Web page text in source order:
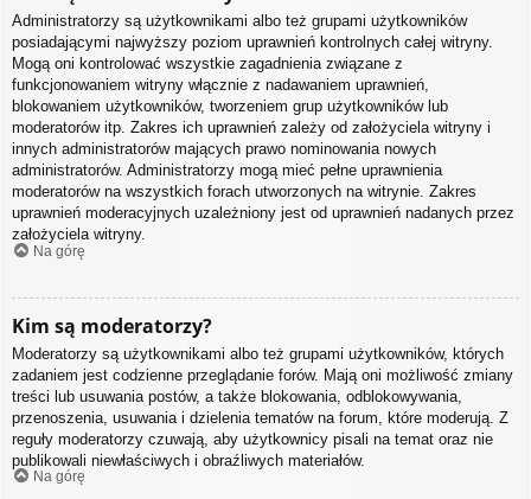
Administratorzy są użytkownikami albo też grupami użytkowników
posiadającymi najwyższy poziom uprawnień kontrolnych całej witryny.
Mogą oni kontrolować wszystkie zagadnienia związane z
funkcjonowaniem witryny włącznie z nadawaniem uprawnień,
blokowaniem użytkowników, tworzeniem grup użytkowników lub
moderatorów itp. Zakres ich uprawnień zależy od założyciela witryny i
innych administratorów mających prawo nominowania nowych
administratorów. Administratorzy mogą mieć pełne uprawnienia
moderatorów na wszystkich forach utworzonych na witrynie. Zakres
uprawnień moderacyjnych uzależniony jest od uprawnień nadanych przez
założyciela witryny.
Na górę
Kim są moderatorzy?
Moderatorzy są użytkownikami albo też grupami użytkowników, których
zadaniem jest codzienne przeglądanie forów. Mają oni możliwość zmiany
treści lub usuwania postów, a także blokowania, odblokowywania,
przenoszenia, usuwania i dzielenia tematów na forum, które moderują. Z
reguły moderatorzy czuwają, aby użytkownicy pisali na temat oraz nie
publikowali niewłaściwych i obraźliwych materiałów.
Na górę